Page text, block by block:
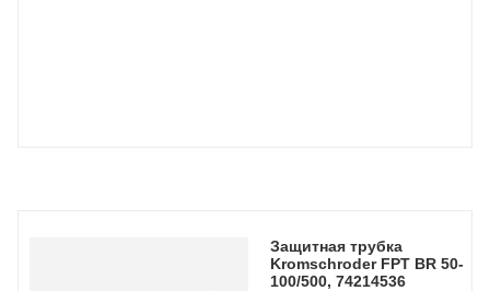
Защитная трубка
Kromschroder FPT BR 50-
100/500, 74214536